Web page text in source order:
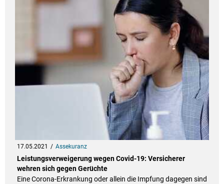
17.05.2021 Assekuranz
Leis­tungs­ver­wei­ge­rung wegen Covid-19: Versicherer
wehren sich gegen Gerüchte
Eine Corona-Erkrankung oder allein die Impfung dagegen sind